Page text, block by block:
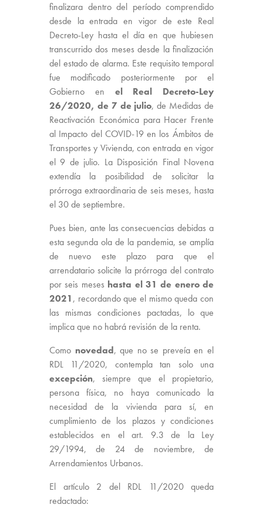
finalizara dentro del período comprendido
desde la entrada en vigor de este Real
Decreto-Ley hasta el día en que hubiesen
transcurrido dos meses desde la finalización
del estado de alarma. Este requisito temporal
fue modificado posteriormente por el
Gobierno en el Real Decreto-Ley
26/2020, de 7 de julio, de Medidas de
Reactivación Económica para Hacer Frente
al Impacto del COVID-19 en los Ámbitos de
Transportes y Vivienda, con entrada en vigor
el 9 de julio. La Disposición Final Novena
extendía la posibilidad de solicitar la
prórroga extraordinaria de seis meses, hasta
el 30 de septiembre.
Pues bien, ante las consecuencias debidas a
esta segunda ola de la pandemia, se amplía
de nuevo este plazo para que el
arrendatario solicite la prórroga del contrato
por seis meses hasta el 31 de enero de
2021, recordando que el mismo queda con
las mismas condiciones pactadas, lo que
implica que no habrá revisión de la renta.
Como novedad, que no se preveía en el
RDL 11/2020, contempla tan solo una
excepción, siempre que el propietario,
persona física, no haya comunicado la
necesidad de la vivienda para sí, en
cumplimiento de los plazos y condiciones
establecidos en el art. 9.3 de la Ley
29/1994, de 24 de noviembre, de
Arrendamientos Urbanos.
El artículo 2 del RDL 11/2020 queda
redactado: